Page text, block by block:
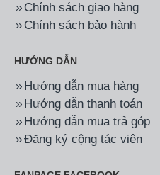
Chính sách giao hàng
Chính sách bảo hành
HƯỚNG DẪN
Hướng dẫn mua hàng
Hướng dẫn thanh toán
Hướng dẫn mua trả góp
Đăng ký cộng tác viên